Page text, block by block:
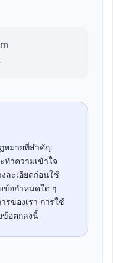
หมายที่สำคัญ
ทำความเข้าใจ
ละเอียดก่อนใช้
ข้อกำหนดใด ๆ
รของเรา การใช้
ข้อตกลงนี้